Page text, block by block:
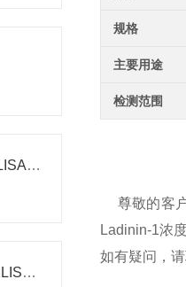
大鼠白介素20（IL20）ELISA试剂盒
狗血管紧张素Ⅰ（AngⅠ）ELISA试剂盒
规格
主要用途
检测范围
尊敬的客
Ladinin-1浓
如有疑问，